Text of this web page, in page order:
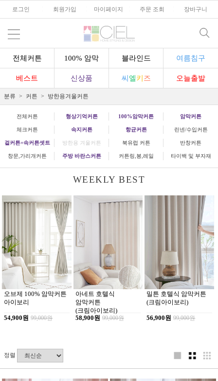
로그인 회원가입 마이페이지 주문 조회 장바구니
전체커튼 100% 암막 블라인드 여름침구
베스트 신상품 씨 엘키 즈 오늘출발
분류 커튼 방한용겨울커튼
전체커튼 형상기억커튼 100%암막커튼 암막커튼
체크커튼 속지커튼 항균커튼 린넨/수입커튼
겉커튼+속커튼셋트 방한용 겨울커튼 북유럽 커튼 반창커튼
창문,가리개커튼 주방 바란스커튼 커튼링,봉,레일 타이백 및 부자재
WEEKLY BEST
오브제 100% 암막커튼
아이보리
54,900원 99,000원
아네트 호텔식
암막커튼
(크림아이보리)
58,900원 99,000원
밀튼 호텔식 암막커튼
(크림아이보리)
56,900원 99,000원
정렬